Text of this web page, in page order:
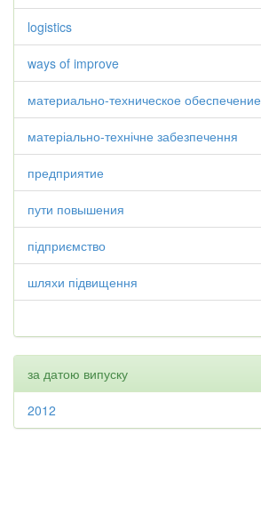
logistics
ways of improve
материально-техническое обеспечение
матеріально-технічне забезпечення
предприятие
пути повышения
підприємство
шляхи підвищення
за датою випуску
2012